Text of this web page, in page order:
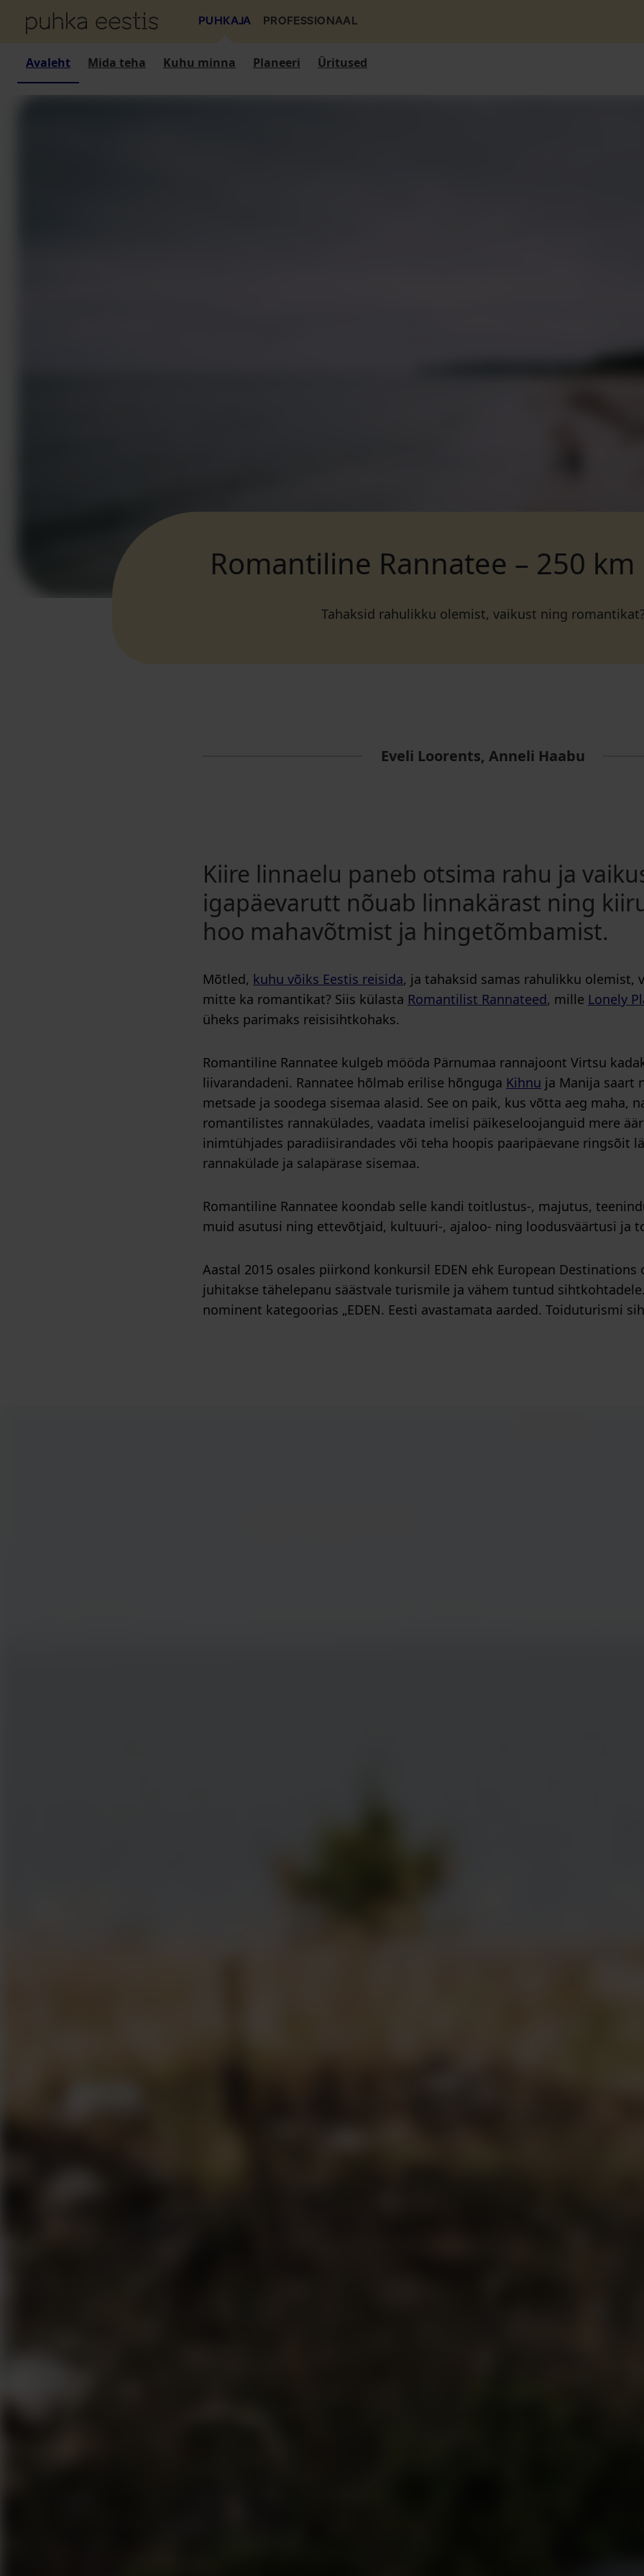
PUHKAJA PROFESSIONAAL
Avaleht Mida teha Kuhu minna Planeeri Üritused
Romantiline Rannatee – 250
Tahaksid rahulikku olemist, vaikust ning romantikat?
Eveli Loorents, Anneli Haabu
Kiire linnaelu paneb otsima rahu ja
igapäevarutt nõuab linnakärast ning
hoo mahavõtmist ja hingetõmbamist.
Mõtled, kuhu võiks Eestis reisida, ja tahaksid samas rahulikku olemist,
mitte ka romantikat? Siis külasta Romantilist Rannateed, mille Lonely
üheks parimaks reisisihtkohaks.
Romantiline Rannatee kulgeb mööda Pärnumaa rannajoont Virtsu
liivarandadeni. Rannatee hõlmab erilise hõnguga Kihnu ja Manija saart
metsade ja soodega sisemaa alasid. See on paik, kus võtta aeg maha,
romantilistes rannakülades, vaadata imelisi päikeseloojanguid mere
inimtühjades paradiisirandades või teha hoopis paaripäevane ringsõit
rannakülade ja salapärase sisemaa.
Romantiline Rannatee koondab selle kandi toitlustus-, majutus,
muid asutusi ning ettevõtjaid, kultuuri-, ajaloo- ning loodusväärtusi ja
Aastal 2015 osales piirkond konkursil EDEN ehk European Destinations
juhitakse tähelepanu säästvale turismile ja vähem tuntud
nominent kategoorias „EDEN. Eesti avastamata aarded. Toiduturismi